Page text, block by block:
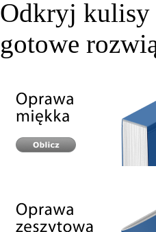
Odkryj kulisy
gotowe